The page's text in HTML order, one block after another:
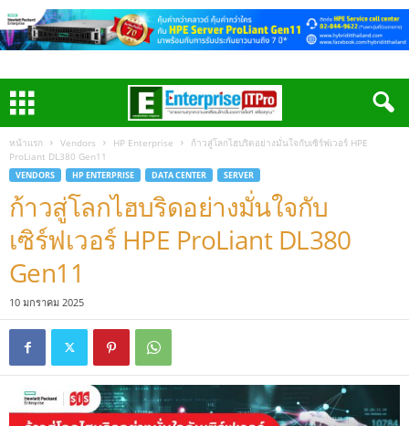
หน้าแรก Vendors HP Enterprise
ก้าวสู่โลกไฮบริดอย่างมั่นใจกับเซิร์ฟเวอร์ HPE
ProLiant DL380 Gen11
VENDORS HP ENTERPRISE DATA CENTER SERVER
ก้าวสู่โลกไฮบริดอย่างมั่นใจกับ
เซิร์ฟเวอร์ HPE ProLiant DL380
Gen11
10 มกราคม 2025